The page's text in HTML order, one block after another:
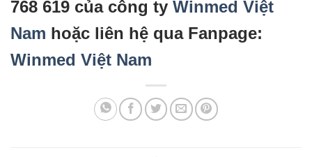
768 619 của công ty Winmed Việt
Nam hoặc liên hệ qua Fanpage:
Winmed Việt Nam